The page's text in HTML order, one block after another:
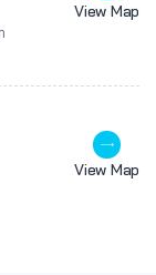
View Map
View Map